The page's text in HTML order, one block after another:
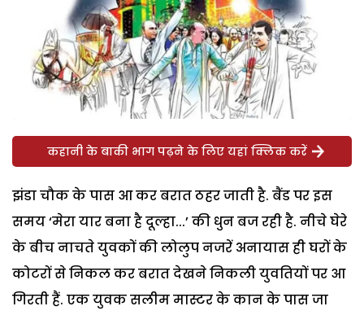
कहानी के बाकी भाग पढ़ने के लिए यहां क्लिक करें
झंडा चौक के पास आ कर बरात ठहर जाती है. बैंड पर इस
समय ‘मेरा यार बना है दूल्हा...’ की धुन बज रही है. नीचे घेरे
के बीच नाचते युवकों की लोलुप नजरें अनायास ही घरों के
कोटरों से निकल कर बरात देखने निकली युवतियों पर आ
गिरती हैं. एक युवक सलीम मास्टर के कान के पास जा